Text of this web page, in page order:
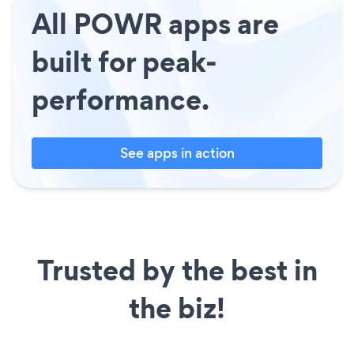
All POWR apps are
built for peak-
performance.
See apps in action
Trusted by the best in
the biz!